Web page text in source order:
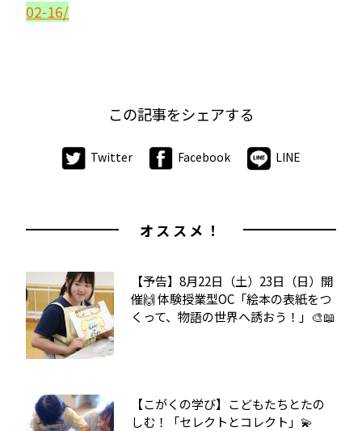
02-16/
この記事をシェアする
Twitter Facebook LINE
オススメ！
【予告】8月22日（土）23日（日）開
催🙌 体験授業型OC「絵本の表紙をつ
くって、物語の世界へ誘おう！」🎨📖
【こがくの学び】こどもたちとたの
しむ！「セレクトとコレクト」💫